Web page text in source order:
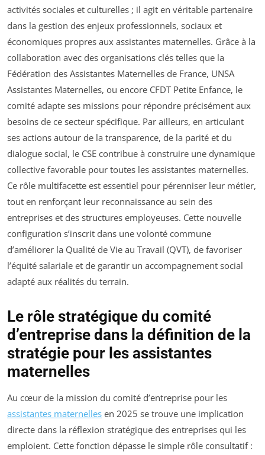
activités sociales et culturelles ; il agit en véritable partenaire
dans la gestion des enjeux professionnels, sociaux et
économiques propres aux assistantes maternelles. Grâce à la
collaboration avec des organisations clés telles que la
Fédération des Assistantes Maternelles de France, UNSA
Assistantes Maternelles, ou encore CFDT Petite Enfance, le
comité adapte ses missions pour répondre précisément aux
besoins de ce secteur spécifique. Par ailleurs, en articulant
ses actions autour de la transparence, de la parité et du
dialogue social, le CSE contribue à construire une dynamique
collective favorable pour toutes les assistantes maternelles.
Ce rôle multifacette est essentiel pour pérenniser leur métier,
tout en renforçant leur reconnaissance au sein des
entreprises et des structures employeuses. Cette nouvelle
configuration s’inscrit dans une volonté commune
d’améliorer la Qualité de Vie au Travail (QVT), de favoriser
l’équité salariale et de garantir un accompagnement social
adapté aux réalités du terrain.
Le rôle stratégique du comité
d’entreprise dans la définition de la
stratégie pour les assistantes
maternelles
Au cœur de la mission du comité d’entreprise pour les
assistantes maternelles en 2025 se trouve une implication
directe dans la réflexion stratégique des entreprises qui les
emploient. Cette fonction dépasse le simple rôle consultatif :